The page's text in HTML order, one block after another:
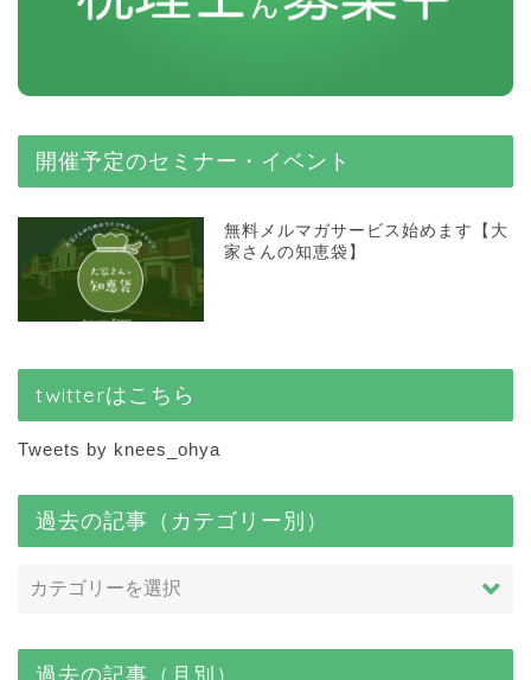
開催予定のセミナー・イベント
無料メルマガサービス始めます【大
家さんの知恵袋】
twitterはこちら
Tweets by knees_ohya
過去の記事（カテゴリー別）
過去の記事（月別）